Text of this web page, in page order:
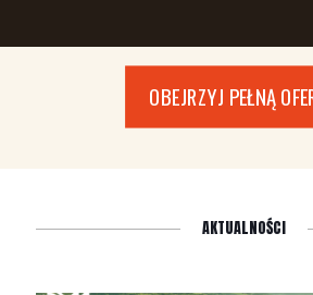
OBEJRZYJ PEŁNĄ
AKTUALNOŚCI